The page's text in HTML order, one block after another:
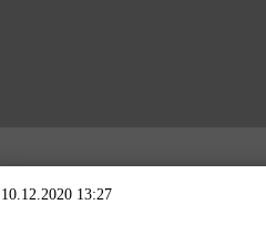
10.12.2020 13:27